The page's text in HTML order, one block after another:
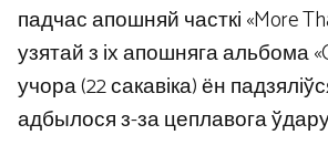
падчас апошняй часткі «More
узятай з іх апошняга альбома
учора (22 сакавіка) ён
адбылося з-за цеплавога